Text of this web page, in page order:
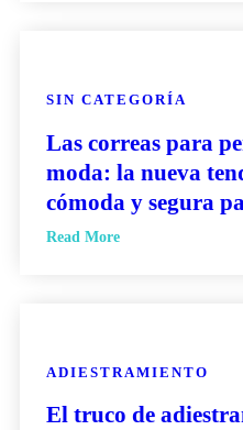
SIN CATEGORÍA
Las correas para
moda: la nueva
cómoda y segura
Read More
ADIESTRAMIENTO
El truco de